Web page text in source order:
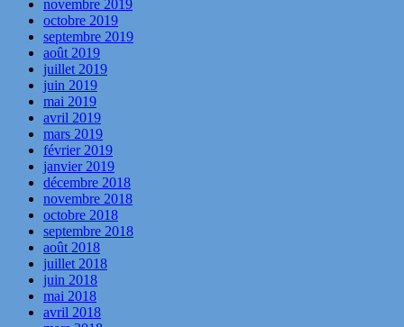
novembre 2019
octobre 2019
septembre 2019
août 2019
juillet 2019
juin 2019
mai 2019
avril 2019
mars 2019
février 2019
janvier 2019
décembre 2018
novembre 2018
octobre 2018
septembre 2018
août 2018
juillet 2018
juin 2018
mai 2018
avril 2018